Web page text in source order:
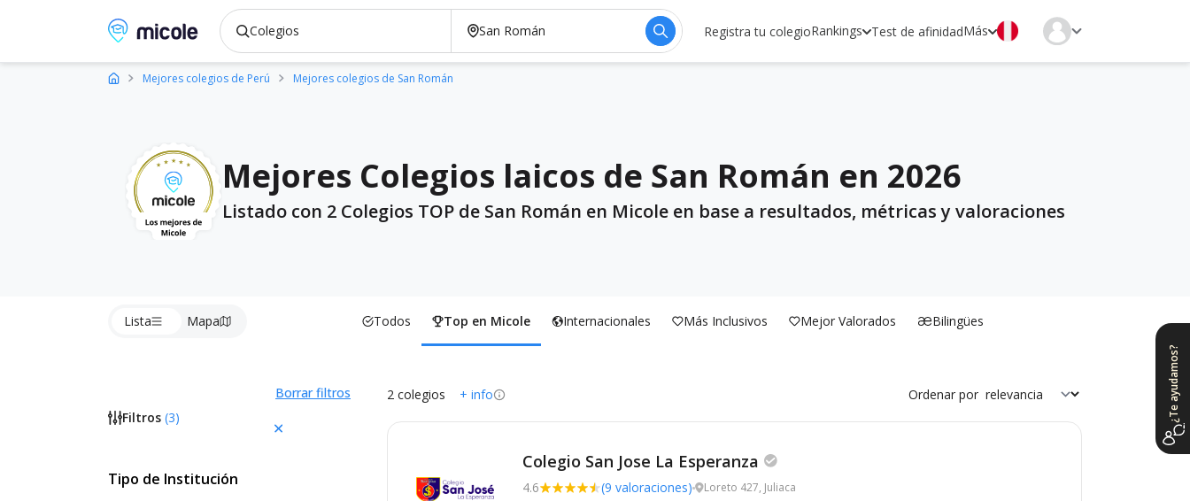
Micole, buscador de colegios Registra tu colegioRankings Test de afinidadMás
Mejores colegios de Perú Mejores colegios de San Román
Mejores Colegios laicos de San Román en 2026
Listado con 2 Colegios TOP de San Román en Micole en base a resultados, métricas y valoraciones
Lista Mapa Todos Top en Micole Internacionales Más Inclusivos Mejor Valorados Bilingües
Filtros (3)
Borrar filtros
Tipo de Institución
2 colegios + info Ordenar por
Colegio San Jose La Esperanza
4.6 (9 valoraciones) Loreto 427, Juliaca
¿Te ayudamos?